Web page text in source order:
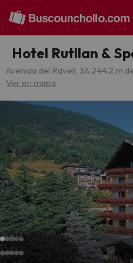
Hotel Rutllan &
Avenida del Ravell, 3A 244.2 m
Ver en mapa